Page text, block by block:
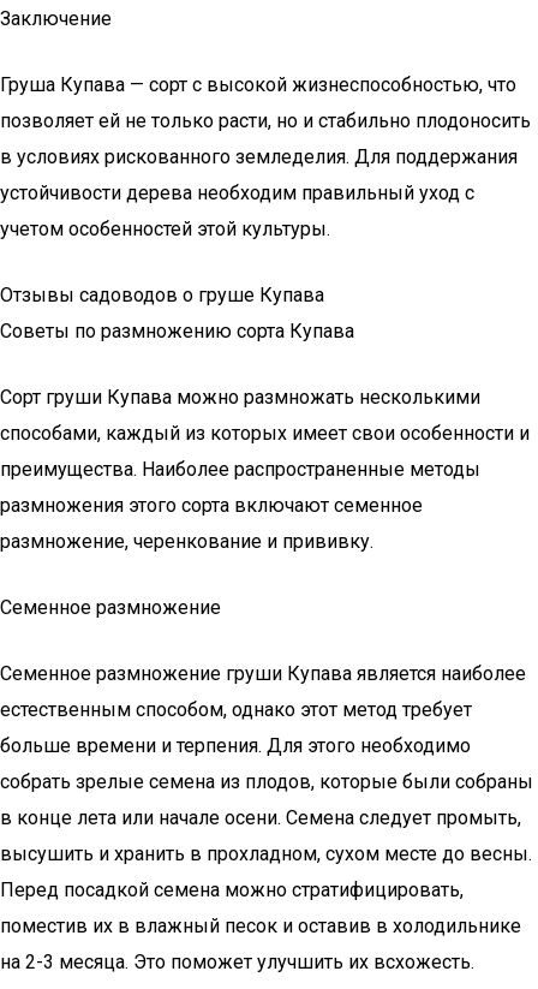
Заключение
Груша Купава — сорт с высокой жизнеспособностью, что
позволяет ей не только расти, но и стабильно плодоносить
в условиях рискованного земледелия. Для поддержания
устойчивости дерева необходим правильный уход с
учетом особенностей этой культуры.
Отзывы садоводов о груше Купава
Советы по размножению сорта Купава
Сорт груши Купава можно размножать несколькими
способами, каждый из которых имеет свои особенности и
преимущества. Наиболее распространенные методы
размножения этого сорта включают семенное
размножение, черенкование и прививку.
Семенное размножение
Семенное размножение груши Купава является наиболее
естественным способом, однако этот метод требует
больше времени и терпения. Для этого необходимо
собрать зрелые семена из плодов, которые были собраны
в конце лета или начале осени. Семена следует промыть,
высушить и хранить в прохладном, сухом месте до весны.
Перед посадкой семена можно стратифицировать,
поместив их в влажный песок и оставив в холодильнике
на 2-3 месяца. Это поможет улучшить их всхожесть.